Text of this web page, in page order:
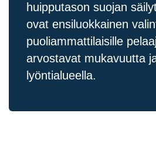
huipputason suojan
ovat ensiluokkainen
puoliammattilaisille
arvostavat mukavuutta
lyöntialueella.